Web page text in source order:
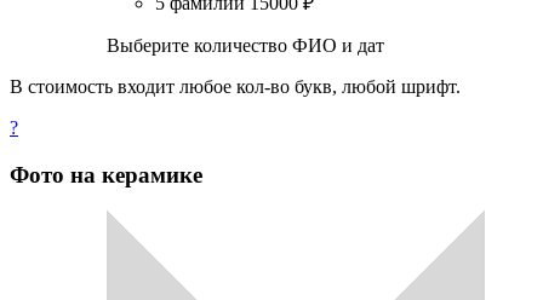
Выберите количество ФИО и дат
В стоимость входит любое кол-во букв, любой шрифт.
?
Фото на керамике